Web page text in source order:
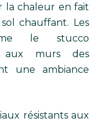
la chaleur en fait
chauffant. Les
le stucco
aux murs des
une ambiance
résistants aux